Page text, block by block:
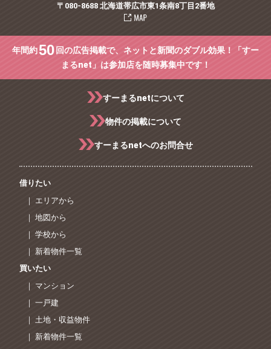
〒080-8688 北海道帯広市東1条南8丁目2番地
年間約50 回の広告掲載で、ネットと新聞のダブル効果！「すー
まるnet」は参加店を随時募集中です！
すーまるnetについて
物件の掲載について
すーまるnetへのお問合せ
借りたい
｜ エリアから
｜ 地図から
｜ 学校から
｜ 新着物件一覧
買いたい
｜ マンション
｜ 一戸建
｜ 土地・収益物件
｜ 新着物件一覧